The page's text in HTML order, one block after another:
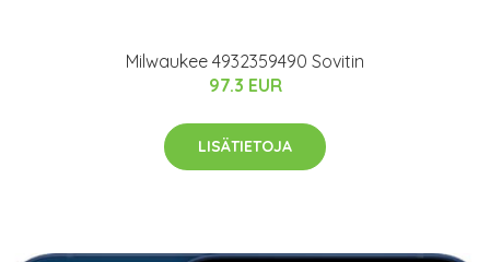
Milwaukee 4932359490 Sovitin
97.3 EUR
LISÄTIETOJA